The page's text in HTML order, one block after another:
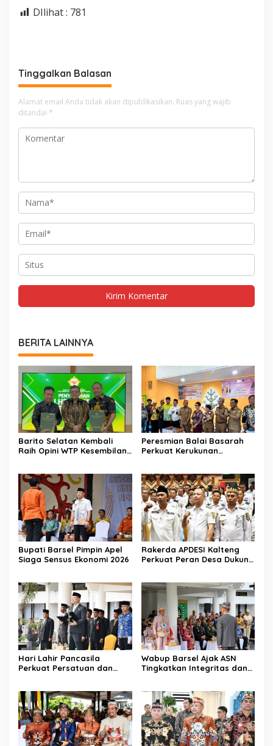
DIlihat : 781
Tinggalkan Balasan
Alamat email Anda tidak akan dipublikasikan. Ruas yang wajib
ditandai *
BERITA LAINNYA
Barito Selatan Kembali
Raih Opini WTP Kesembilan
Peresmian Balai Basarah
Perkuat Kerukunan
Bupati Barsel Pimpin Apel
Siaga Sensus Ekonomi 2026
Rakerda APDESI Kalteng
Perkuat Peran Desa Dukung
Hari Lahir Pancasila
Perkuat Persatuan dan
Wabup Barsel Ajak ASN
Tingkatkan Integritas dan